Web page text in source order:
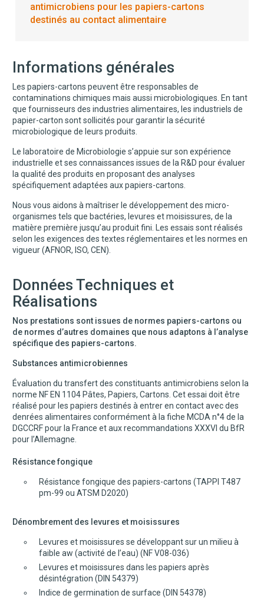
antimicrobiens pour les papiers-cartons
destinés au contact alimentaire
Informations générales
Les papiers-cartons peuvent être responsables de
contaminations chimiques mais aussi microbiologiques. En tant
que fournisseurs des industries alimentaires, les industriels de
papier-carton sont sollicités pour garantir la sécurité
microbiologique de leurs produits.
Le laboratoire de Microbiologie s’appuie sur son expérience
industrielle et ses connaissances issues de la R&D pour évaluer
la qualité des produits en proposant des analyses
spécifiquement adaptées aux papiers-cartons.
Nous vous aidons à maîtriser le développement des micro-
organismes tels que bactéries, levures et moisissures, de la
matière première jusqu’au produit fini. Les essais sont réalisés
selon les exigences des textes réglementaires et les normes en
vigueur (AFNOR, ISO, CEN).
Données Techniques et
Réalisations
Nos prestations sont issues de normes papiers-cartons ou
de normes d’autres domaines que nous adaptons à l’analyse
spécifique des papiers-cartons.
Substances antimicrobiennes
Évaluation du transfert des constituants antimicrobiens selon la
norme NF EN 1104 Pâtes, Papiers, Cartons. Cet essai doit être
réalisé pour les papiers destinés à entrer en contact avec des
denrées alimentaires conformément à la fiche MCDA n°4 de la
DGCCRF pour la France et aux recommandations XXXVI du BfR
pour l’Allemagne.
Résistance fongique
Résistance fongique des papiers-cartons (TAPPI T487
pm-99 ou ATSM D2020)
Dénombrement des levures et moisissures
Levures et moisissures se développant sur un milieu à
faible aw (activité de l’eau) (NF V08-036)
Levures et moisissures dans les papiers après
désintégration (DIN 54379)
Indice de germination de surface (DIN 54378)